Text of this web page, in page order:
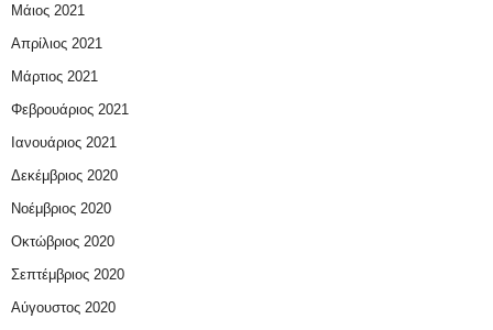
Μάιος 2021
Απρίλιος 2021
Μάρτιος 2021
Φεβρουάριος 2021
Ιανουάριος 2021
Δεκέμβριος 2020
Νοέμβριος 2020
Οκτώβριος 2020
Σεπτέμβριος 2020
Αύγουστος 2020